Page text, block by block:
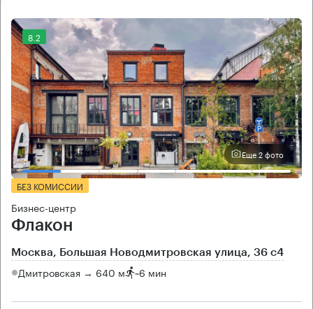
8.2
Еще 2 фото
БЕЗ КОМИССИИ
Бизнес-центр
Флакон
Москва, Большая Новодмитровская улица, 36 с4
Дмитровская → 640 м ~6 мин